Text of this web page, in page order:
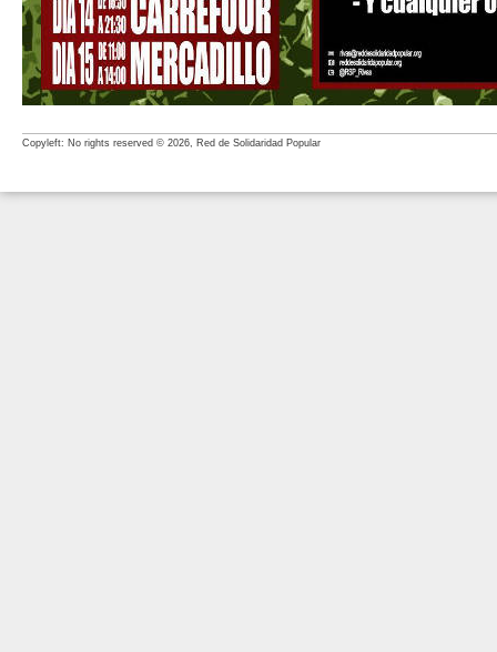
Copyleft: No rights reserved © 2026, Red de Solidaridad Popular